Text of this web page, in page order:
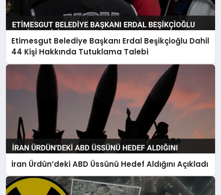
Etimesgut Belediye Başkanı Erdal Beşikçioğlu Dahil
44 Kişi Hakkında Tutuklama Talebi
İran Ürdün’deki ABD Üssünü Hedef Aldığını Açıkladı